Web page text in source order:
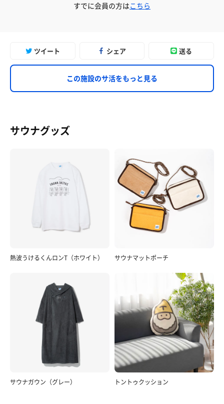
すでに会員の方はこちら
ツイート シェア 送る
この施設のサ活をもっと見る
サウナグッズ
熱波うけるくんロンT（ホワイト） サウナマットポーチ
サウナガウン（グレー） トントゥクッション